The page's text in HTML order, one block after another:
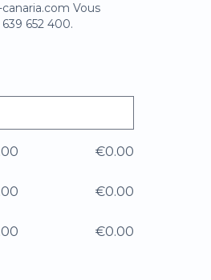
Vous
652 400.
€0.00
€0.00
€0.00